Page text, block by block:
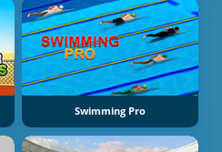
Swimming Pro